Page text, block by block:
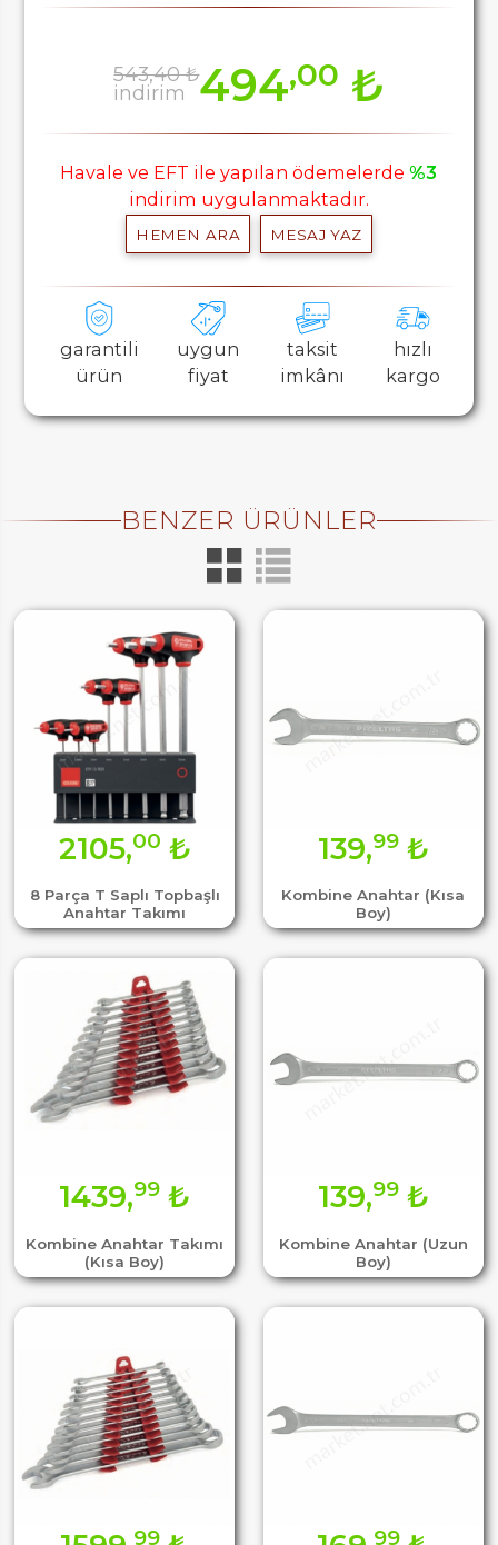
543,40 ₺
indirim
494,00 ₺
Havale ve EFT ile yapılan ödemelerde%3
indirim uygulanmaktadır.
HEMEN ARA MESAJ YAZ
garantili
ürün
uygun
fiyat
taksit
imkânı
hızlı
kargo
BENZER ÜRÜNLER
8 Parça T Saplı Topbaşlı
Anahtar Takımı
2105,00 ₺
Kombine Anahtar (Kısa
Boy)
139,99₺
Kombine Anahtar Takımı
(Kısa Boy)
1439,99 ₺
Kombine Anahtar (Uzun
Boy)
139,99₺
99 99